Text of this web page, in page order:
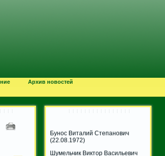
Архив новостей
(08.08.1964)
Шумельчик Виктор Васильевич
(27.08.1966)